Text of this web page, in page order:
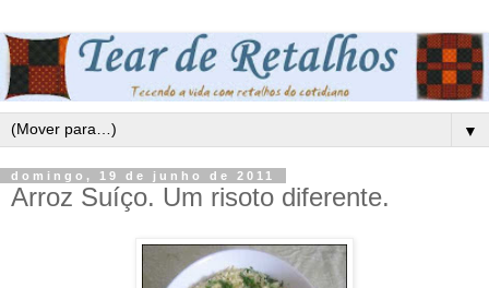
▼
domingo, 19 de junho de 2011
Arroz Suíço. Um risoto diferente.